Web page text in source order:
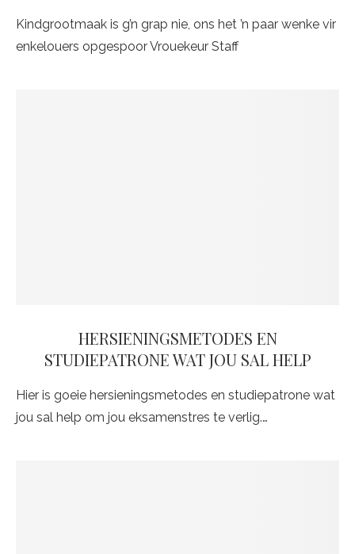
Kindgrootmaak is g’n grap nie, ons het ’n paar wenke vir
enkelouers opgespoor Vrouekeur Staff
HERSIENINGSMETODES EN
STUDIEPATRONE WAT JOU SAL HELP
Hier is goeie hersieningsmetodes en studiepatrone wat
jou sal help om jou eksamenstres te verlig.…